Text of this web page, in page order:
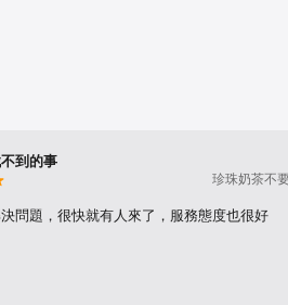
系統會
帳號設定
售的
約定」
到的事
珍珠奶茶不
問題，很快就有人來了，服務態度也很好